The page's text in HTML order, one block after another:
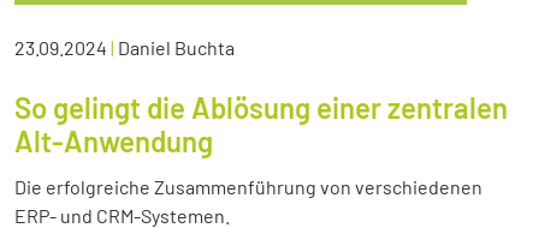
23.09.2024 | Daniel Buchta
So gelingt die Ablösung einer zentralen
Alt-Anwendung
Die erfolgreiche Zusammenführung von verschiedenen
ERP- und CRM-Systemen.